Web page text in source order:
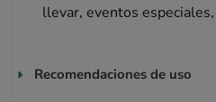
llevar, eventos
Recomendaciones de uso